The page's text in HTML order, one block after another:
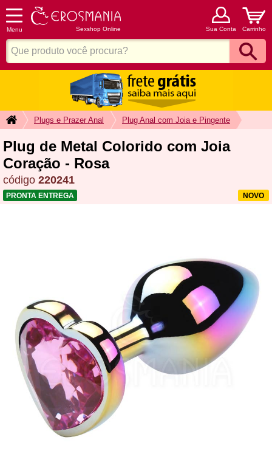
Menu Sexshop Online Sua Conta Carrinho
Plugs e Prazer Anal Plug Anal com Joia e Pingente
Plug de Metal Colorido com Joia
Coração - Rosa
código 220241
NOVO
PRONTA ENTREGA